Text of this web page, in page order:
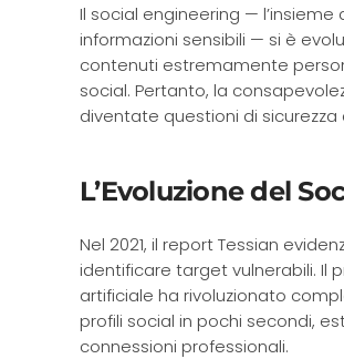
Il social engineering —
informazioni sensibili — si è
contenuti estremamente
social. Pertanto, la
diventate questioni di sicurezza
L’Evoluzione del
Nel 2021, il report Tessian
identificare target vulnerabili. Il
artificiale ha rivoluzionato
profili social in pochi secondi,
connessioni professionali.